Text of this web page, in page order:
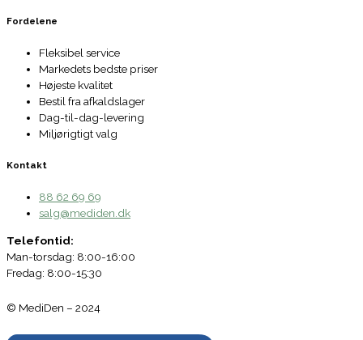
Fordelene
Fleksibel service
Markedets bedste priser
Højeste kvalitet
Bestil fra afkaldslager
Dag-til-dag-levering
Miljørigtigt valg
Kontakt
88 62 69 69
salg@mediden.dk
Telefontid:
Man-torsdag: 8:00-16:00
Fredag: 8:00-15:30
© MediDen – 2024